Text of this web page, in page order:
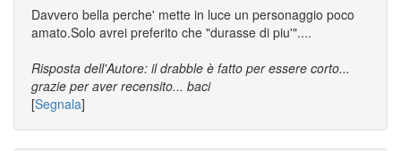
Davvero bella perche' mette in luce un personaggio poco
amato.Solo avrei preferito che "durasse di piu'"....
Risposta dell'Autore: il drabble è fatto per essere corto...
grazie per aver recensito... baci
[Segnala]